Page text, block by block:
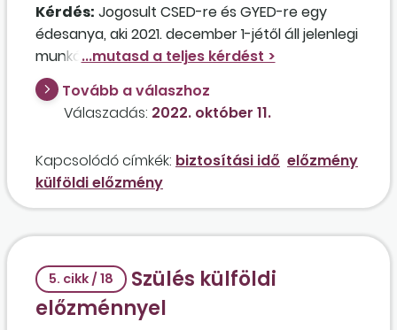
Kérdés: Jogosult CSED-re és GYED-re egy
édesanya, aki 2021. december 1-jétől áll jelenlegi
munkáltatója alkalmazásában, előtte 2021.
február 1-jétől november 20-ig az Egyesült
Királyságban volt biztosított, és 2022.
szeptember 8-án szült? A munkavállaló a
Tovább a válaszhoz
Válaszadás: 2022. október 11.
Kapcsolódó címkék: biztosítási idő előzmény
külföldi előzmény
5. cikk / 18
Szülés külföldi
előzménnyel